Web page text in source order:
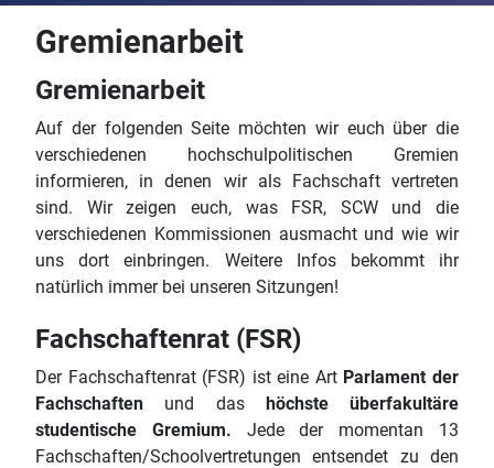
Gremienarbeit
Gremienarbeit
Auf der folgenden Seite möchten wir euch über die
verschiedenen hochschulpolitischen Gremien
informieren, in denen wir als Fachschaft vertreten
sind. Wir zeigen euch, was FSR, SCW und die
verschiedenen Kommissionen ausmacht und wie wir
uns dort einbringen. Weitere Infos bekommt ihr
natürlich immer bei unseren Sitzungen!
Fachschaftenrat (FSR)
Der Fachschaftenrat (FSR) ist eine Art Parlament der
Fachschaften und das höchste überfakultäre
studentische Gremium. Jede der momentan 13
Fachschaften/Schoolvertretungen entsendet zu den